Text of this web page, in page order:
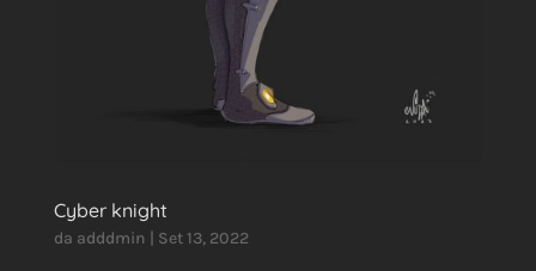
Cyber knight
da adddmin Set 13, 2022